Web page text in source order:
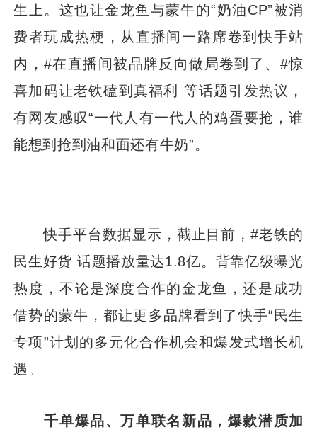
生上。这也让金龙鱼与蒙牛的“奶油CP”被消
费者玩成热梗，从直播间一路席卷到快手站
内，#在直播间被品牌反向做局卷到了、#惊
喜加码让老铁磕到真福利 等话题引发热议，
有网友感叹“一代人有一代人的鸡蛋要抢，谁
能想到抢到油和面还有牛奶”。
快手平台数据显示，截止目前，#老铁的
民生好货 话题播放量达1.8亿。背靠亿级曝光
热度，不论是深度合作的金龙鱼，还是成功
借势的蒙牛，都让更多品牌看到了快手“民生
专项”计划的多元化合作机会和爆发式增长机
遇。
千单爆品、万单联名新品，爆款潜质加